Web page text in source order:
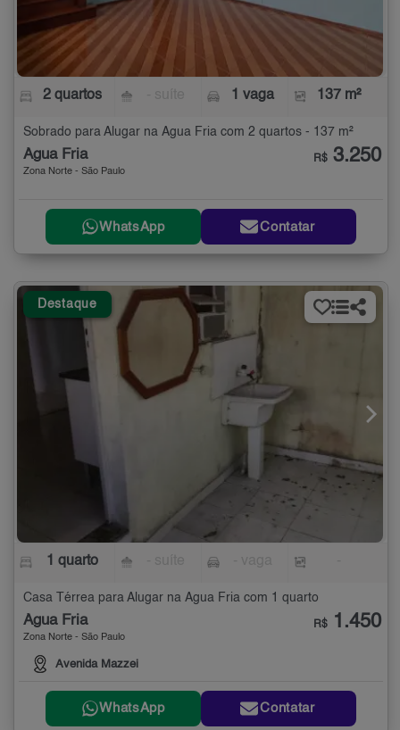
2 quartos 1 vaga 137 m²
Sobrado para Alugar na Água Fria com 2 quartos - 137 m²
Água Fria
Zona Norte - São Paulo
R$ 3.250
WhatsApp Contatar
Destaque
1 quarto
Casa Térrea para Alugar na Água Fria com 1 quarto
Água Fria
Zona Norte - São Paulo
Avenida Mazzei
R$ 1.450
WhatsApp Contatar